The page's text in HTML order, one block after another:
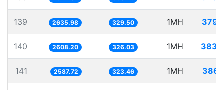
139 2635.98 329.50 1MH
140 2608.20 326.03 1MH
141 2587.72 323.46 1MH